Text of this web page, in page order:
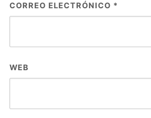
CORREO ELECTRÓNICO *
WEB